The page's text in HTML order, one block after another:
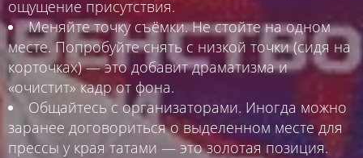
ощущение присутствия.
Меняйте точку съёмки. Не стойте на одном
месте. Попробуйте снять с низкой точки (сидя на
корточках) — это добавит драматизма и
«очистит» кадр от фона.
Общайтесь с организаторами. Иногда можно
заранее договориться о выделенном месте для
прессы у края татами — это золотая позиция.